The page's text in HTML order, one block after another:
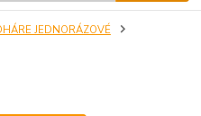
JEDNORÁZOVÉ